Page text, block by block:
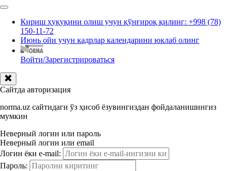
Кириш ҳуқуқини олиш учун қўнғироқ қилинг: +998 (78)
150-11-72
Июнь ойи учун кадрлар календарини юклаб олинг
Войти/Зарегистрироваться
Сайтда авторизация
norma.uz сайтидаги ўз ҳисоб ёзувингиздан фойдаланишингиз
мумкин
Неверный логин или пароль
Неверный логин или email
Логин ёки e-mail:
Пароль: